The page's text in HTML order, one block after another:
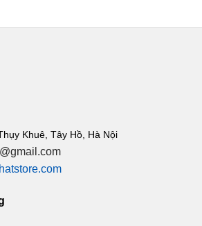
Khuê, Tây Hồ, Hà Nội